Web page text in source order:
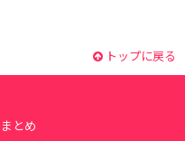
トップに戻る
まとめ